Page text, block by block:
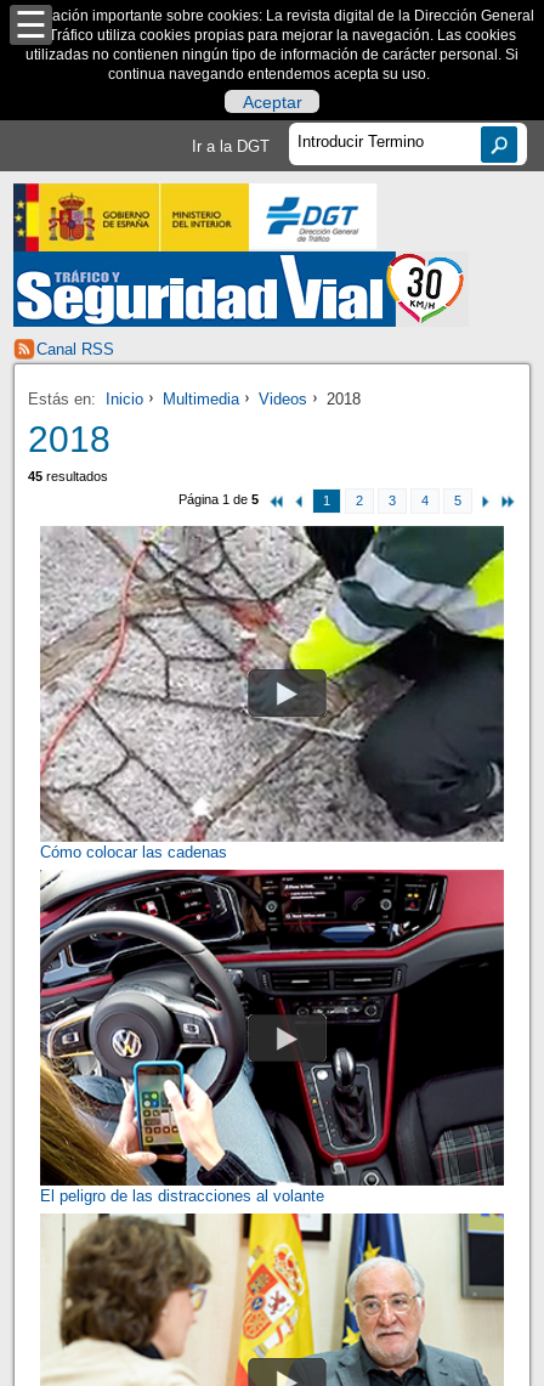
Información importante sobre cookies: La revista digital de la Dirección General
de Tráfico utiliza cookies propias para mejorar la navegación. Las cookies
utilizadas no contienen ningún tipo de información de carácter personal. Si
continua navegando entendemos acepta su uso.
Aceptar
Ir a la DGT
Canal RSS
Estás en: Inicio Multimedia Videos 2018
2018
45resultados
Página 1 de5 1 2 3 4 5
Cómo colocar las cadenas
El peligro de las distracciones al volante